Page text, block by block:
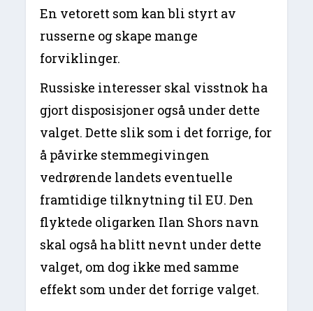
En vetorett som kan bli styrt av
russerne og skape mange
forviklinger.
Russiske interesser skal visstnok ha
gjort disposisjoner også under dette
valget. Dette slik som i det forrige, for
å påvirke stemmegivingen
vedrørende landets eventuelle
framtidige tilknytning til EU. Den
flyktede oligarken Ilan Shors navn
skal også ha blitt nevnt under dette
valget, om dog ikke med samme
effekt som under det forrige valget.